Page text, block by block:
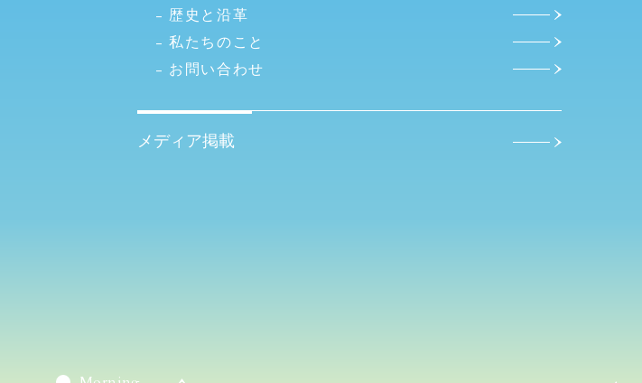
歴史と沿革
私たちのこと
お問い合わせ
メディア掲載